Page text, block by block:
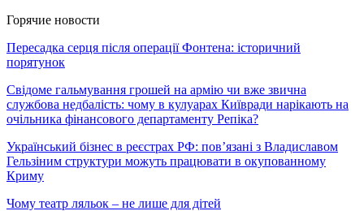
Горячие новости
Пересадка серця після операції Фонтена: історичний
порятунок
Свідоме гальмування грошей на армію чи вже звична
службова недбалість: чому в кулуарах Київради нарікають на
очільника фінансового департаменту Репіка?
Український бізнес в реєстрах РФ: пов’язані з Владиславом
Гельзіним структури можуть працювати в окупованному
Криму
Чому театр ляльок – не лише для дітей